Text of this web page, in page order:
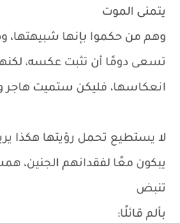
يتمنى الموت
وهم من حكموا بإنها شبيهتها،
تسعى دومًا أن تثبت عكسه،
انعكاسها، فليكن ستميت هاجر
لا يستطيع تحمل رؤيتها هكذا
يبكون معًا لفقدانهم الجنين،
تنبض
بألم قائلًا: